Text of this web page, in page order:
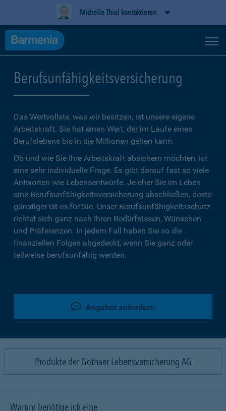
Michelle Thiel kontaktieren
Berufsunfähigkeitsversicherung
Das Wertvollste, was wir besitzen, ist unsere eigene
Arbeitskraft. Sie hat einen Wert, der im Laufe eines
Berufslebens bis in die Millionen gehen kann.
Ob und wie Sie Ihre Arbeitskraft absichern möchten, ist
eine sehr individuelle Frage. Es gibt darauf fast so viele
Antworten wie Lebensentwürfe. Je eher Sie im Leben
eine Berufsunfähigkeitsversicherung abschließen, desto
günstiger ist es für Sie. Unser Berufsunfähigkeitsschutz
richtet sich ganz nach Ihren Bedürfnissen, Wünschen
und Präferenzen. In jedem Fall haben Sie so die
finanziellen Folgen abgedeckt, wenn Sie ganz oder
teilweise berufsunfähig werden.
Angebot anfordern
Produkte der Gothaer Lebensversicherung AG
Warum benötige ich eine